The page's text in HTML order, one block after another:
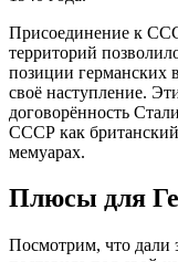
Присоединение к
территорий
позиции германских
своё наступление.
договорённость
СССР как
мемуарах.
Плюсы для
Посмотрим, что дали